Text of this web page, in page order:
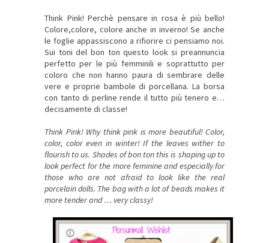
Think Pink! Perchè pensare in rosa è più bello!
Colore,colore, colore anche in inverno! Se anche
le foglie appassiscono a rifiorire ci pensiamo noi.
Sui toni del bon ton questo look si preannuncia
perfetto per le più femminili e soprattutto per
coloro che non hanno paura di sembrare delle
vere e proprie bambole di porcellana. La borsa
con tanto di perline rende il tutto più tenero e…
decisamente di classe!
Think Pink! Why think pink is more beautiful! Color,
color, color even in winter! If the leaves wither to
flourish to us. Shades of bon ton this is shaping up to
look perfect for the more feminine and especially for
those who are not afraid to look like the real
porcelain dolls. The bag with a lot of beads makes it
more tender and … very classy!